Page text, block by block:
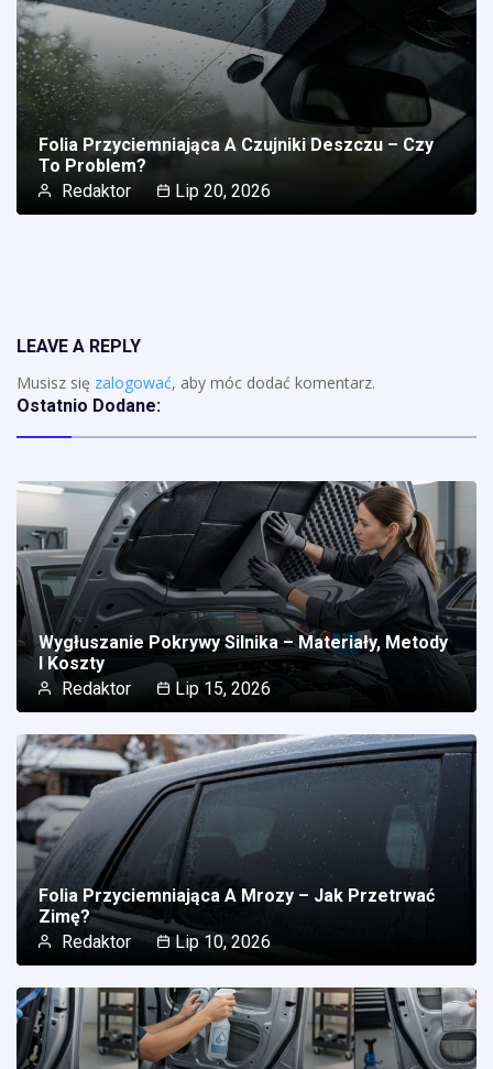
Folia Przyciemniająca A Czujniki Deszczu – Czy
To Problem?
Redaktor
Lip 20, 2026
LEAVE A REPLY
Musisz się zalogować, aby móc dodać komentarz.
Ostatnio Dodane:
Wygłuszanie Pokrywy Silnika – Materiały, Metody
I Koszty
Redaktor
Lip 15, 2026
Folia Przyciemniająca A Mrozy – Jak Przetrwać
Zimę?
Redaktor
Lip 10, 2026